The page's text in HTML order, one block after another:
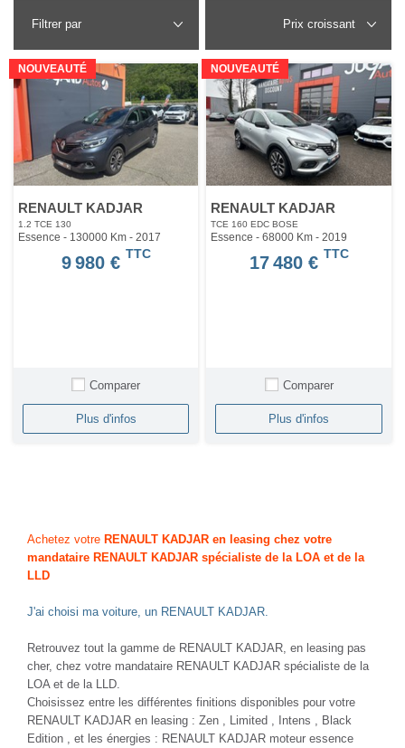
Filtrer par
NOUVEAUTÉ
RENAULT KADJAR
1.2 TCE 130
Essence - 130000 Km - 2017
9 980 € TTC
Comparer
Plus d'infos
NOUVEAUTÉ
RENAULT KADJAR
TCE 160 EDC BOSE
Essence - 68000 Km- 2019
17 480 € TTC
Comparer
Plus d'infos
Achetez votre RENAULT KADJAR en leasing chez votre
mandataire RENAULT KADJAR spécialiste de la LOA et de la
LLD
J'ai choisi ma voiture, un RENAULT KADJAR.
Retrouvez tout la gamme de RENAULT KADJAR, en leasing pas
cher, chez votre mandataire RENAULT KADJAR spécialiste de la
LOA et de la LLD.
Choisissez entre les différentes finitions disponibles pour votre
RENAULT KADJAR en leasing : Zen , Limited , Intens , Black
Edition , et les énergies : RENAULT KADJAR moteur essence